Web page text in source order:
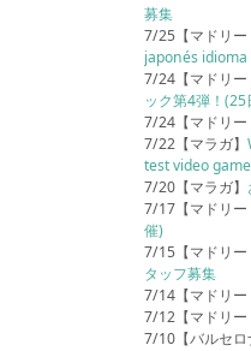
募集
7/25【マドリー
japonés
7/24【マドリー
ック第4弾！(25
7/24【マドリー
7/22【マラガ】
test video
7/20【マラガ】
7/17【マドリー
催)
7/15【マドリー
タッフ募集
7/14【マドリー
7/12【マドリー
7/10【バルセロ